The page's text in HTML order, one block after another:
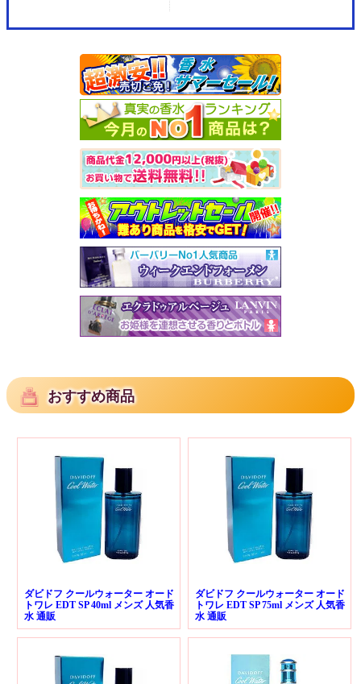
おすすめ商品
ダビドフ クールウォーター オード
トワレ EDT SP 40ml メンズ 人気香
水 通販
ダビドフ クールウォーター オード
トワレ EDT SP 75ml メンズ 人気香
水 通販